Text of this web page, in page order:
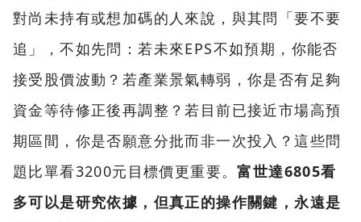
對尚未持有或想加碼的人來說，與其問「要不要
追」，不如先問：若未來EPS不如預期，你能否
接受股價波動？若產業景氣轉弱，你是否有足夠
資金等待修正後再調整？若目前已接近市場高預
期區間，你是否願意分批而非一次投入？這些問
題比單看3200元目標價更重要。富世達6805看
多可以是研究依據，但真正的操作關鍵，永遠是